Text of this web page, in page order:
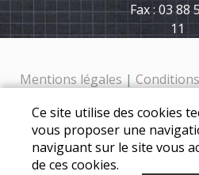
Fax : 03 88
11
Mentions légales |
Ferme Dollinger - 39 rue de la
Tél. : 03 88
Ce site utilise des cookies
vous proposer une
naviguant sur le site vous
de ces cookies.